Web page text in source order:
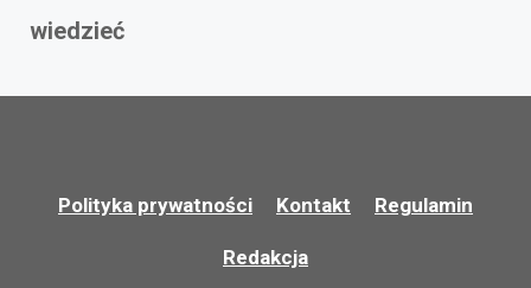
wiedzieć
Polityka prywatności Kontakt Regulamin
Redakcja